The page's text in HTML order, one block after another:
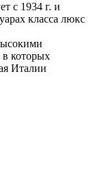
с 1934 г. и
класса люкс
в которых
Италии